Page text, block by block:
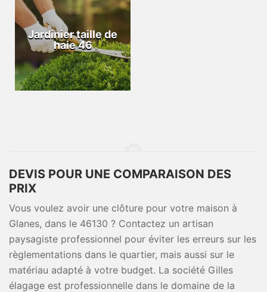
Jardinier taille de
haie 46
DEVIS POUR UNE COMPARAISON DES
PRIX
Vous voulez avoir une clôture pour votre maison à
Glanes, dans le 46130 ? Contactez un artisan
paysagiste professionnel pour éviter les erreurs sur les
règlementations dans le quartier, mais aussi sur le
matériau adapté à votre budget. La société Gilles
élagage est professionnelle dans le domaine de la